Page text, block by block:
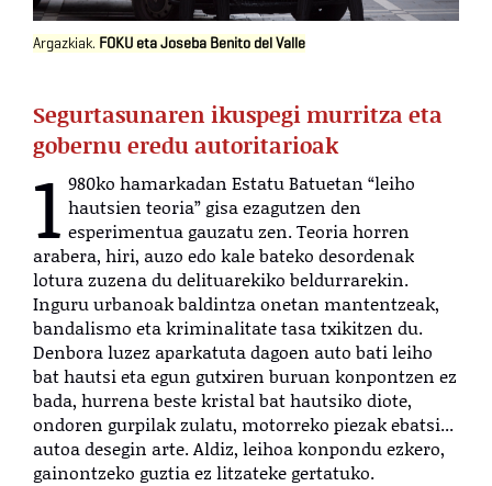
Argazkiak. FOKU eta Joseba Benito del Valle
Segurtasunaren ikuspegi murritza eta
gobernu eredu autoritarioak
1 980ko hamarkadan Estatu Batuetan “leiho
hautsien teoria” gisa ezagutzen den
esperimentua gauzatu zen. Teoria horren
arabera, hiri, auzo edo kale bateko desordenak
lotura zuzena du delituarekiko beldurrarekin.
Inguru urbanoak baldintza onetan mantentzeak,
bandalismo eta kriminalitate tasa txikitzen du.
Denbora luzez aparkatuta dagoen auto bati leiho
bat hautsi eta egun gutxiren buruan konpontzen ez
bada, hurrena beste kristal bat hautsiko diote,
ondoren gurpilak zulatu, motorreko piezak ebatsi...
autoa desegin arte. Aldiz, leihoa konpondu ezkero,
gainontzeko guztia ez litzateke gertatuko.